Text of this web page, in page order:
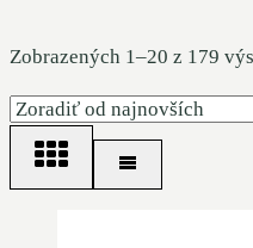
Zobrazených 1–20 z 179